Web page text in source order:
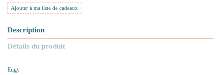
Ajouter à ma liste de cadeaux
Description
Détails du produit
Eugy